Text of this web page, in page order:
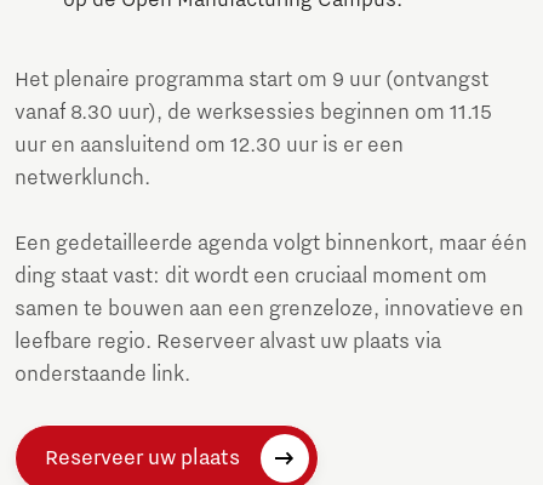
Het plenaire programma start om 9 uur (ontvangst
vanaf 8.30 uur), de werksessies beginnen om 11.15
uur en aansluitend om 12.30 uur is er een
netwerklunch.
Een gedetailleerde agenda volgt binnenkort, maar één
ding staat vast: dit wordt een cruciaal moment om
samen te bouwen aan een grenzeloze, innovatieve en
leefbare regio. Reserveer alvast uw plaats via
onderstaande link.
Reserveer uw plaats